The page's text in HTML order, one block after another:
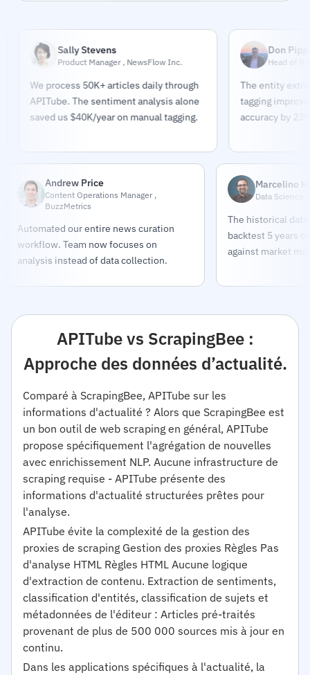
Sally Stevens
Product Manager , NewsFlow Inc.
We process 50K+ articles daily through
APITube. The sentiment analysis alone
saved us $40K/year on manual tagging.
Don Pippert
Head of Research
The entity extraction
tagging improved our
accuracy by 23%.
Andrew Price
Content Operations Manager ,
BuzzMetrics
Automated our entire news curation
workflow. Team now focuses on
analysis instead of data collection.
Marcelino
Data Science
The historical
backtest 5 years
against market
APITube vs ScrapingBee :
Approche des données d’actualité.
Comparé à ScrapingBee, APITube sur les
informations d'actualité ? Alors que ScrapingBee est
un bon outil de web scraping en général, APITube
propose spécifiquement l'agrégation de nouvelles
avec enrichissement NLP. Aucune infrastructure de
scraping requise - APITube présente des
informations d'actualité structurées prêtes pour
l'analyse.
APITube évite la complexité de la gestion des
proxies de scraping Gestion des proxies Règles Pas
d'analyse HTML Règles HTML Aucune logique
d'extraction de contenu. Extraction de sentiments,
classification d'entités, classification de sujets et
métadonnées de l'éditeur : Articles pré-traités
provenant de plus de 500 000 sources mis à jour en
continu.
Dans les applications spécifiques à l'actualité, la